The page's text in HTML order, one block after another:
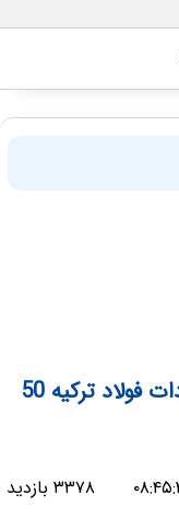
فشار ترامپ بر اردوغان؛ تعرفه واردات فولاد ترکیه 50
۳۳۷۸ بازدید